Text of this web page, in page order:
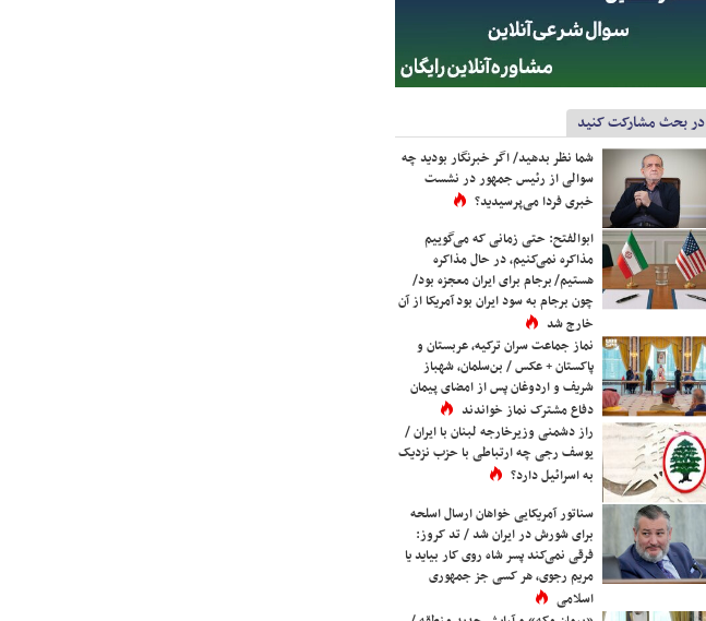
در بحث مشارکت کنید
شما نظر بدهید/ اگر خبرنگار بودید چه
سوالی از رئیس جمهور در نشست
خبری فردا می‌پرسیدید؟
ابوالفتح: حتی زمانی که می‌گوییم
مذاکره نمی‌کنیم، در حال مذاکره
هستیم/ برجام برای ایران معجزه بود/
چون برجام به سود ایران بود آمریکا از آن
خارج شد
نماز جماعت سران ترکیه، عربستان و
پاکستان + عکس / بن‌سلمان، شهباز
شریف و اردوغان پس از امضای پیمان
دفاع مشترک نماز خواندند
راز دشمنی وزیرخارجه لبنان با ایران /
یوسف رجی چه ارتباطی با حزب نزدیک
به اسرائیل دارد؟
سناتور آمریکایی خواهان ارسال اسلحه
برای شورش در ایران شد / تد کروز:
فرقی نمی‌کند پسر شاه روی کار بیاید یا
مریم رجوی، هر کسی جز جمهوری
اسلامی